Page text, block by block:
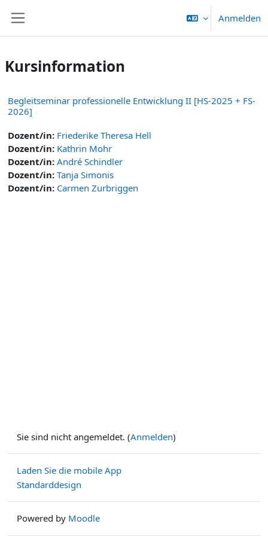
Anmelden
Kursinformation
Begleitseminar professionelle Entwicklung II [HS-2025 + FS-
2026]
Dozent/in: Friederike Theresa Hell
Dozent/in: Kathrin Mohr
Dozent/in: André Schindler
Dozent/in: Tanja Simonis
Dozent/in: Carmen Zurbriggen
Sie sind nicht angemeldet. (Anmelden)
Laden Sie die mobile App
Standarddesign
Powered by Moodle